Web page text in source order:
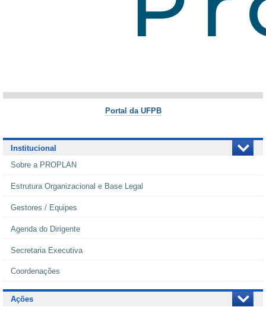
Portal da UFPB
Institucional
Sobre a PROPLAN
Estrutura Organizacional e Base Legal
Gestores / Equipes
Agenda do Dirigente
Secretaria Executiva
Coordenações
Ações